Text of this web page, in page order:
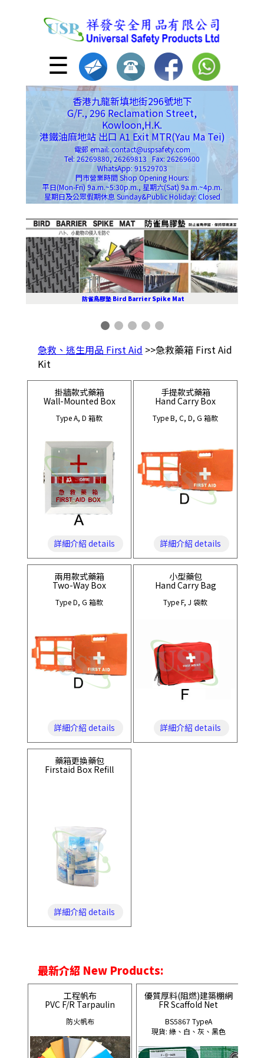
☰
香港九龍新填地街296號地下
G/F., 296 Reclamation Street,
Kowloon,H.K.
港鐵油麻地站 出口 A1 Exit MTR(Yau Ma Tei)
電郵 email: contact@uspsafety.com
Tel: 26269880, 26269813 Fax: 26269600
WhatsApp: 91529703
門市營業時間 Shop Opening Hours:
平日(Mon-Fri) 9a.m.~5:30p.m., 星期六(Sat) 9a.m.~4p.m.
星期日及公眾假期休息 Sunday&Public Holiday: Closed
防雀鳥膠墊 Bird Barrier Spike Mat
急救、逃生用品 First Aid >>急救藥箱 First Aid
Kit
掛牆款式藥箱
Wall-Mounted Box
Type A, D 箱款
詳細介紹 details
手提款式藥箱
Hand Carry Box
Type B, C, D, G 箱款
詳細介紹 details
兩用款式藥箱
Two-Way Box
Type D, G 箱款
詳細介紹 details
小型藥包
Hand Carry Bag
Type F, J 袋款
詳細介紹 details
藥箱更換藥包
Firstaid Box Refill
詳細介紹 details
最新介紹 New Products:
工程帆布
PVC F/R Tarpaulin
防火帆布
優質厚料(阻燃)建築棚網
FR Scaffold Net
BS5867 TypeA
現貨: 綠、白、灰、黑色